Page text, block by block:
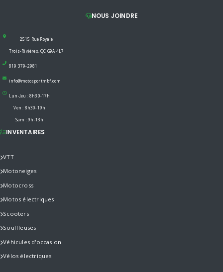
NOUS JOINDRE
2515 Rue Royale
Trois-Rivières, QC G9A 4L7
819 379-2981
info@motosportmbf.com
Lun-Jeu : 8h30-17h
Ven : 8h30-19h
Sam : 9h-13h
INVENTAIRES
VTT
Motoneiges
Motocross
Motos électriques
Scooters
Souffleuses
Véhicules d'occasion
Vélos électriques